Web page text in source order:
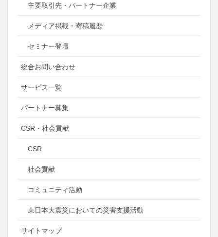
主要取引先・パートナー企業
メディア掲載・寄稿履歴
セミナー登壇
総合お問い合わせ
サービス一覧
パートナー募集
CSR・社会貢献
CSR
社会貢献
コミュニティ活動
東日本大震災においての災害支援活動
サイトマップ